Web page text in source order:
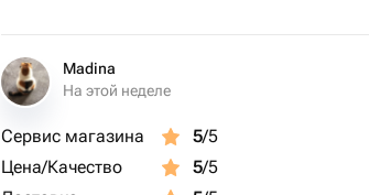
Madina
На этой неделе
Сервис магазина 5/5
Цена/Качество
5/5